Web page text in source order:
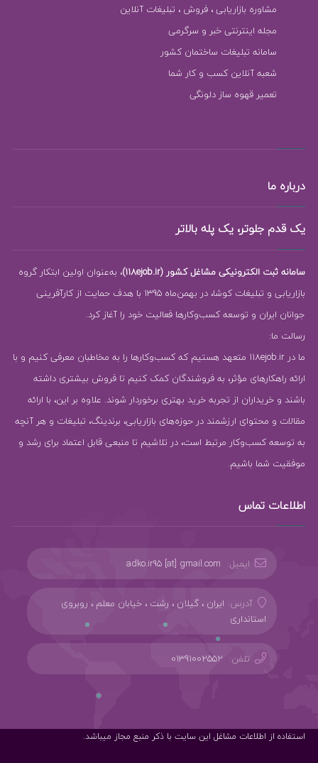
مشاوره بازاریابی ، فروش ، تبلیغات آنلاین
مجله اینترنتی خبر و سرگرمی
سامانه تبلیغات ساختمان کشور
شعبه آنلاین کسب و کار شما
تعمیر قهوه ساز دلونگی
درباره ما
یک قدم جلوتر، یک پله بالاتر
سامانه ثبت الکترونیکی مشاغل کشور (118ejob.ir)
، به‌عنوان اولین ابتکار گروه
بازاریابی و تبلیغات کوشا، در بهمن‌ماه 1395 با هدف حمایت از کارآفرینی
جوانان ایران و توسعه کسب‌وکارها فعالیت خود را آغاز کرد.
رسالت ما:
ما در 118ejob.ir متعهد هستیم که کسب‌وکارها را به مخاطبان معرفی کنیم و با
ارائه راهکارهای مؤثر، به فروشندگان کمک کنیم تا فروش بیشتری داشته
باشند و خریداران از تجربه خرید بهتری برخوردار شوند. علاوه بر این، با ارائه
مقالات و محتوای ارزشمند در حوزه‌های بازاریابی، برندینگ، تبلیغات و هر آنچه
به توسعه کسب‌وکار مرتبط است، در تلاشیم تا منبعی قابل اعتماد برای رشد و
موفقیت شما باشیم.
اطلاعات تماس
ایمیل: adko.ir95 [at] gmail.com
آدرس: ایران ، گیلان ، رشت ، خیابان معلم ، روبروی
استانداری
تلفن: 01391002552
استفاده از اطلاعات مشاغل این سایت با ذکر منبع مجاز میباشد.